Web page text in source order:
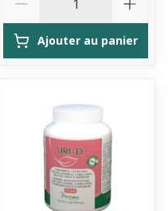
Ajouter au panier